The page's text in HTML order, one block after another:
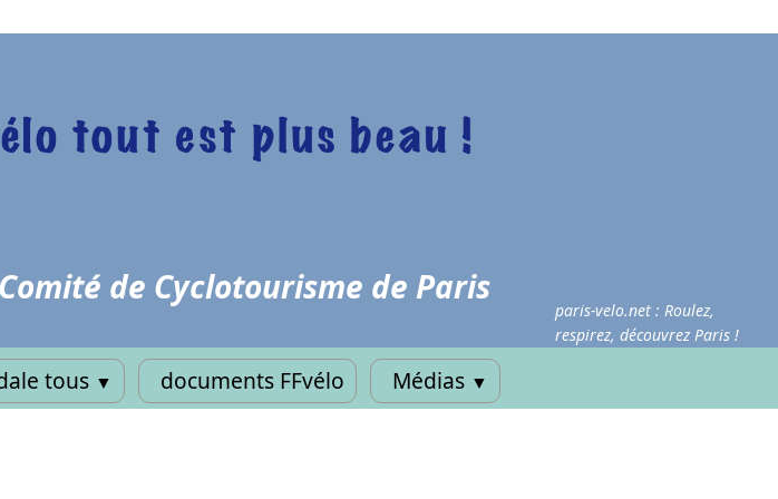
Comité de Cyclotourisme de Paris
paris-velo.net : Roulez,
respirez, découvrez Paris !
tous ▼ documents FFvélo Médias ▼